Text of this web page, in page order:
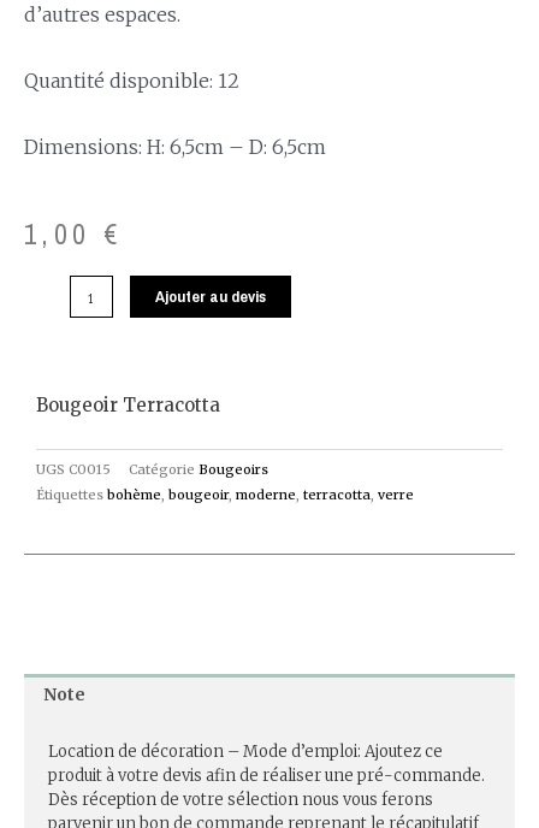
d’autres espaces.
Quantité disponible: 12
Dimensions: H: 6,5cm – D: 6,5cm
1,00 €
Ajouter au devis
Bougeoir Terracotta
UGS C0015 Catégorie Bougeoirs
Étiquettes bohème, bougeoir, moderne, terracotta, verre
Note
Location de décoration – Mode d’emploi: Ajoutez ce
produit à votre devis afin de réaliser une pré-commande.
Dès réception de votre sélection nous vous ferons
parvenir un bon de commande reprenant le récapitulatif